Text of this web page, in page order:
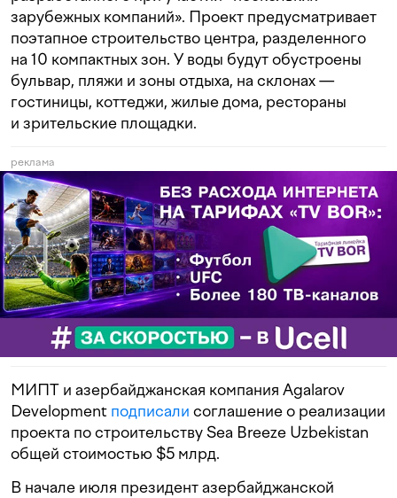
зарубежных компаний». Проект предусматривает
поэтапное строительство центра, разделенного
на 10 компактных зон. У воды будут обустроены
бульвар, пляжи и зоны отдыха, на склонах —
гостиницы, коттеджи, жилые дома, рестораны
и зрительские площадки.
реклама
МИПТ и азербайджанская компания Agalarov
Development подписали соглашение о реализации
проекта по строительству Sea Breeze Uzbekistan
общей стоимостью $5 млрд.
В начале июля президент азербайджанской